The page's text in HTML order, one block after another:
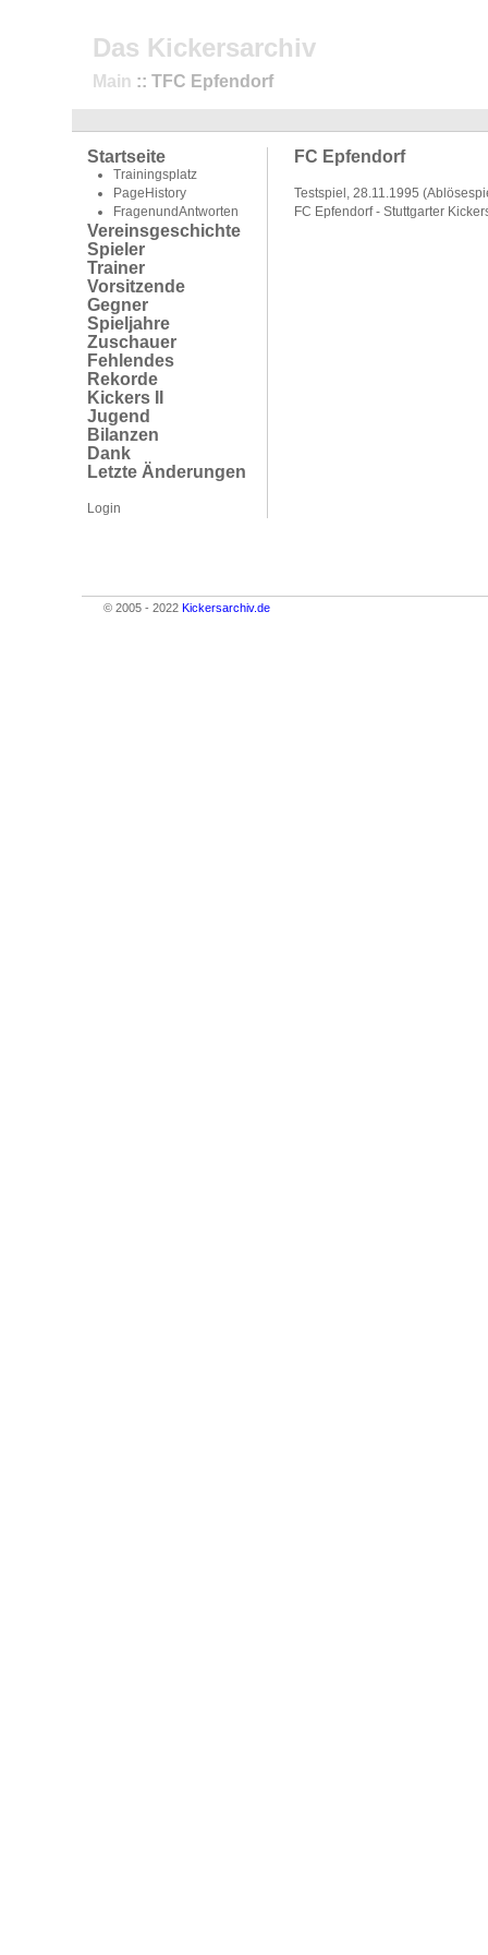
Das Kickersarchiv
Main :: TFC Epfendorf
Startseite
Trainingsplatz
PageHistory
FragenundAntworten
Vereinsgeschichte
Spieler
Trainer
Vorsitzende
Gegner
Spieljahre
Zuschauer
Fehlendes
Rekorde
Kickers II
Jugend
Bilanzen
Dank
Letzte Änderungen
Login
FC Epfendorf
Testspiel, 28.11.1995
FC Epfendorf - Stuttgarter
© 2005 - 2022 Kickersarchiv.de